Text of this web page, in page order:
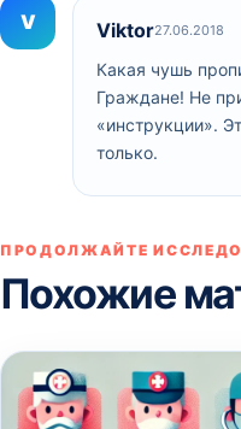
V Viktor27.06.2018
Какая чушь
Граждане! Не
«инструкции».
только.
ПРОДОЛЖАЙТЕ
Похожие